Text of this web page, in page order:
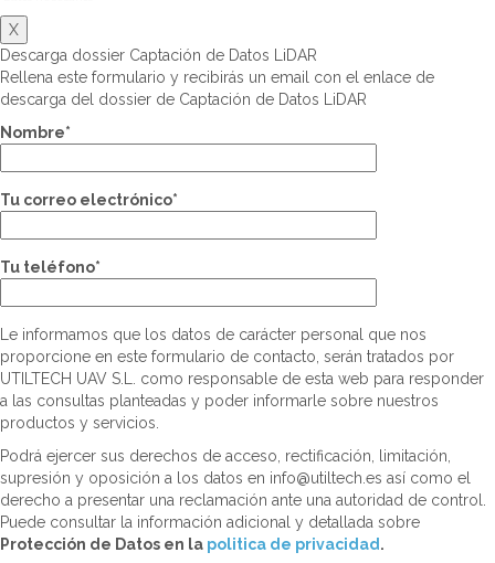
X
Descarga dossier Captación de Datos LiDAR
Rellena este formulario y recibirás un email con el enlace de
descarga del dossier de Captación de Datos LiDAR
Nombre*
Tu correo electrónico*
Tu teléfono*
Le informamos que los datos de carácter personal que nos
proporcione en este formulario de contacto, serán tratados por
UTILTECH UAV S.L. como responsable de esta web para responder
a las consultas planteadas y poder informarle sobre nuestros
productos y servicios.
Podrá ejercer sus derechos de acceso, rectificación, limitación,
supresión y oposición a los datos en info@utiltech.es así como el
derecho a presentar una reclamación ante una autoridad de control.
Puede consultar la información adicional y detallada sobre
Protección de Datos en la politica de privacidad .